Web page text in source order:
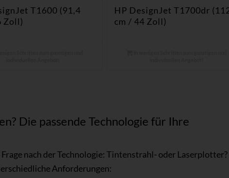
T1600 (91,4
Zoll)
HP DesignJet T1700dr
cm / 44 Zoll)
Die passende Technologie für Ihre
nach der Technologie: Tintenstrahl- oder Laserplotter?
Anforderungen: